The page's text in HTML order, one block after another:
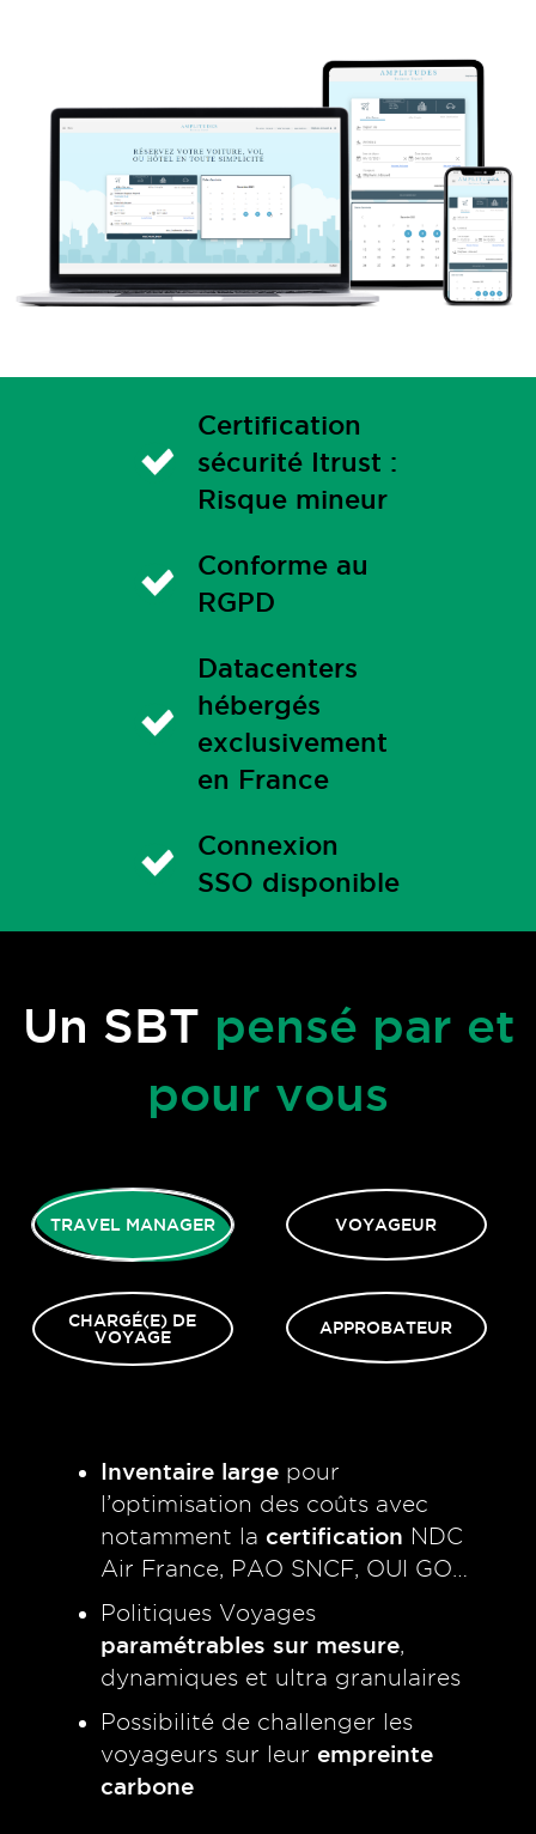
Certification
sécurité Itrust :
Risque mineur
Conforme au
RGPD
Datacenters
hébergés
exclusivement
en France
Connexion
SSO disponible
Un SBT pensé par et
pour vous
TRAVEL MANAGER VOYAGEUR
CHARGÉ(E) DE
VOYAGE
APPROBATEUR
Inventaire large pour
l’optimisation des coûts avec
notamment la certification NDC
Air France, PAO SNCF, OUI GO…
Politiques Voyages
paramétrables sur mesure
dynamiques et ultra granulaires
Possibilité de challenger les
voyageurs sur leur empreinte
carbone